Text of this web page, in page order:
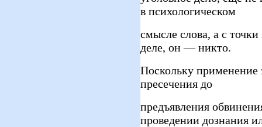
в психологическом
смысле слова, а с
деле, он — никто.
Поскольку
пресечения до
предъявления
проведении дознания